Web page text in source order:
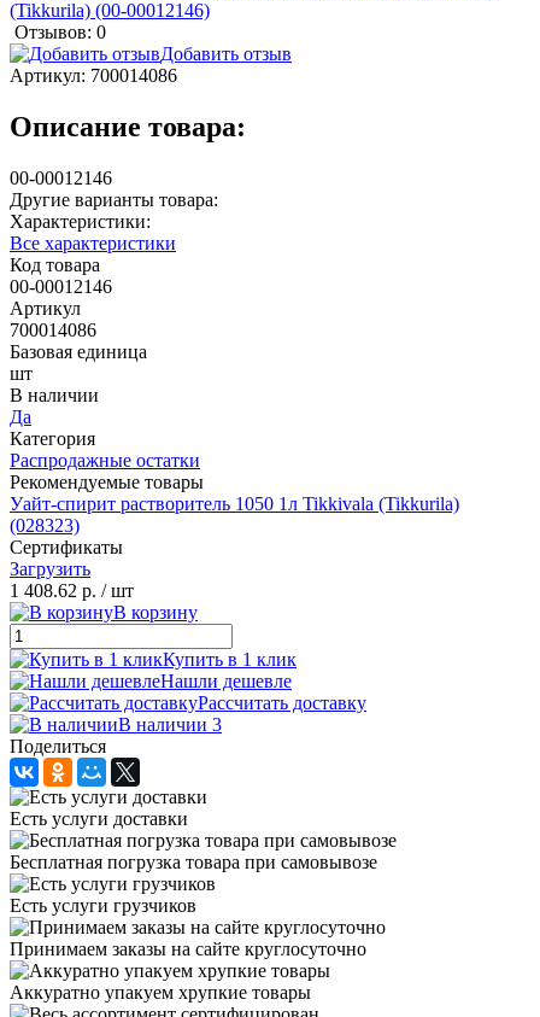
Отзывов: 0
Добавить отзыв
Артикул: 700014086
Описание товара:
00-00012146
Другие варианты товара:
Характеристики:
Все характеристики
Код товара
00-00012146
Артикул
700014086
Базовая единица
шт
В наличии
Да
Категория
Распродажные остатки
Рекомендуемые товары
Уайт-спирит растворитель 1050 1л Tikkivala (Tikkurila)
(028323)
Сертификаты
Загрузить
1 408.62 р. / шт
В корзину
Купить в 1 клик
Нашли дешевле
Рассчитать доставку
В наличии 3
Поделиться
Есть услуги доставки
Бесплатная погрузка товара при самовывозе
Есть услуги грузчиков
Принимаем заказы на сайте круглосуточно
Аккуратно упакуем хрупкие товары